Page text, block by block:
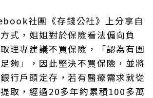
社團《存錢公社》上分享自
式，姐姐對於保險看法偏向負
理專建議不買保險，「認為有團
夠」，因此堅決不買保險，並將
行戶頭定存，若有醫療需求就從
取，經過20多年約累積100多萬